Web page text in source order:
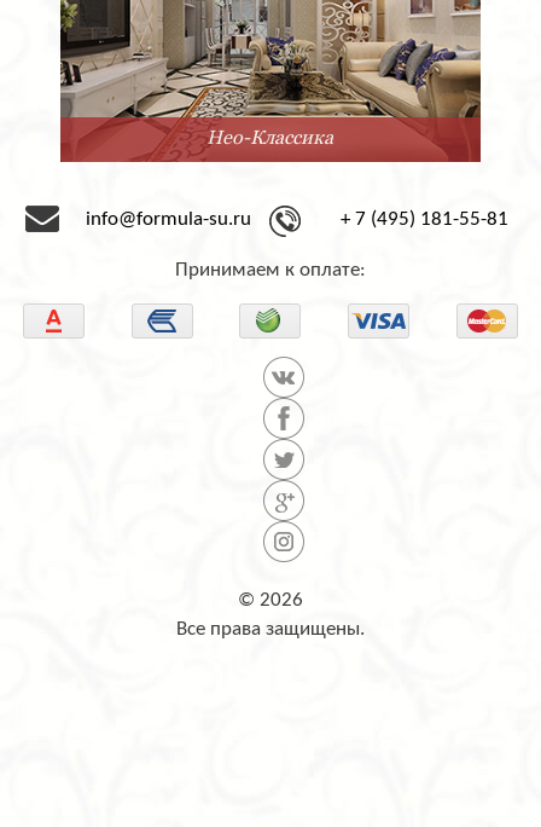
Нео-Классика
info@formula-su.ru + 7 (495) 181-55-81
Принимаем к оплате:
© 2026
Все права защищены.